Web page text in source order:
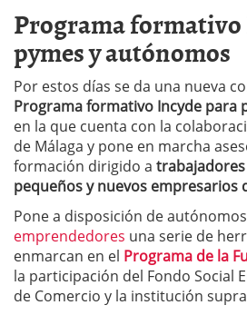
Programa
pymes y autónomos
Por estos días se da una nueva
Programa formativo Incyde para
en la que cuenta con la
de Málaga y pone en marcha
formación dirigido a
pequeños y nuevos empresarios
Pone a disposición de
emprendedores una serie de
enmarcan en el Programa de la
la participación del Fondo Social
de Comercio y la institución